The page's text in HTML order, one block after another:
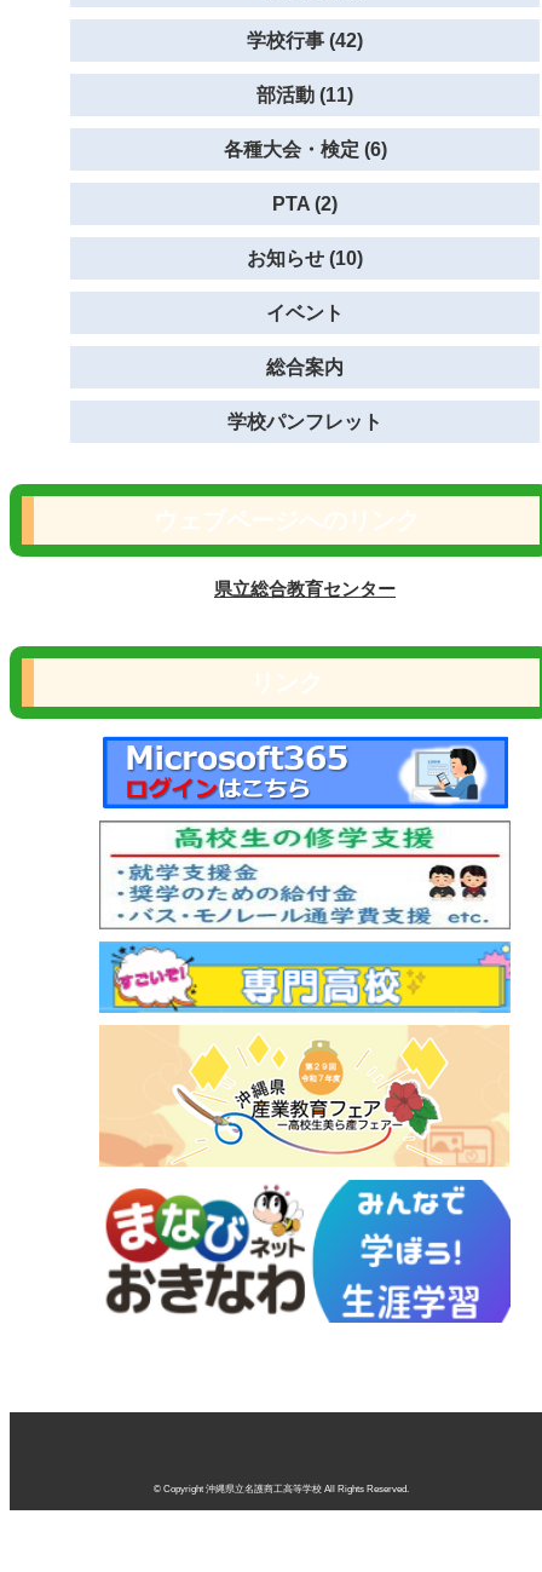
学校行事 (42)
部活動 (11)
各種大会・検定 (6)
PTA (2)
お知らせ (10)
イベント
総合案内
学校パンフレット
県立総合教育センター
© Copyright 沖縄県立名護商工高等学校 All Rights Reserved.